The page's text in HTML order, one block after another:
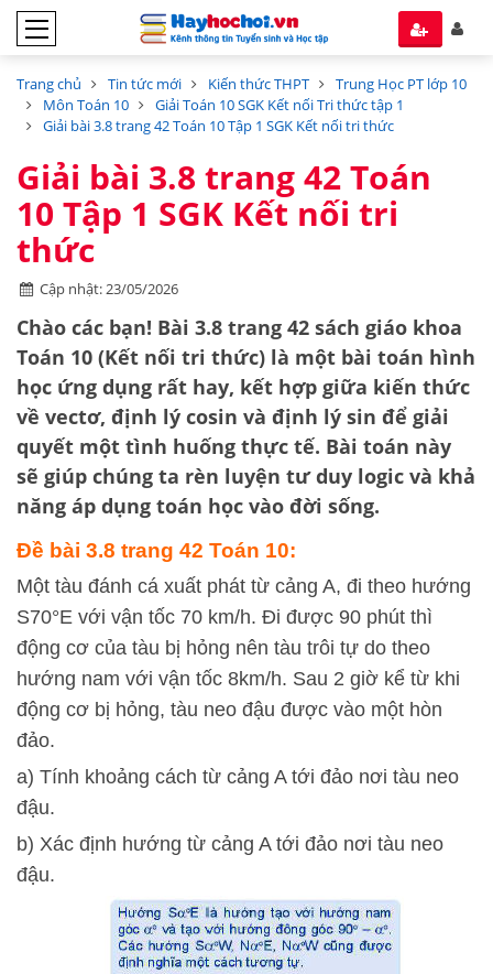
Trang chủ Tin tức mới Kiến thức THPT
Trung Học PT lớp 10
Môn Toán 10
Giải Toán 10 SGK Kết nối Tri thức tập 1
Giải bài 3.8 trang 42 Toán 10 Tập 1 SGK Kết nối tri thức
Giải bài 3.8 trang 42 Toán
10 Tập 1 SGK Kết nối tri
thức
Cập nhật: 23/05/2026
Chào các bạn! Bài 3.8 trang 42 sách giáo khoa
Toán 10 (Kết nối tri thức) là một bài toán hình
học ứng dụng rất hay, kết hợp giữa kiến thức
về vectơ, định lý cosin và định lý sin để giải
quyết một tình huống thực tế. Bài toán này
sẽ giúp chúng ta rèn luyện tư duy logic và khả
năng áp dụng toán học vào đời sống.
Đề bài 3.8 trang 42 Toán 10:
Một tàu đánh cá xuất phát từ cảng A, đi theo hướng
S70°E với vận tốc 70 km/h. Đi được 90 phút thì
động cơ của tàu bị hỏng nên tàu trôi tự do theo
hướng nam với vận tốc 8km/h. Sau 2 giờ kể từ khi
động cơ bị hỏng, tàu neo đậu được vào một hòn
đảo.
a) Tính khoảng cách từ cảng A tới đảo nơi tàu neo
đậu.
b) Xác định hướng từ cảng A tới đảo nơi tàu neo
đậu.